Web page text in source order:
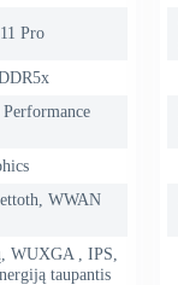
Pro
WWAN
WUXGA , IPS,
taupantis